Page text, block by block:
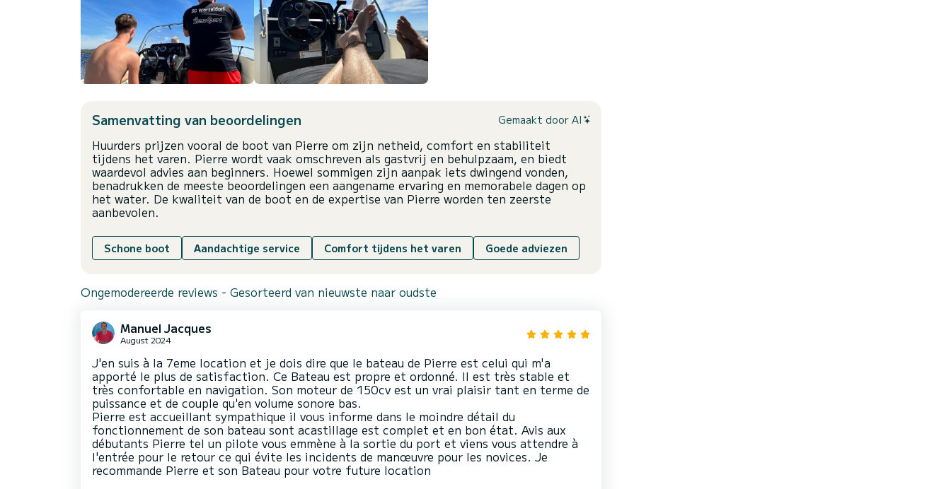
Samenvatting van beoordelingen Gemaakt door AI
Huurders prijzen vooral de boot van Pierre om zijn netheid, comfort en stabiliteit
tijdens het varen. Pierre wordt vaak omschreven als gastvrij en behulpzaam, en biedt
waardevol advies aan beginners. Hoewel sommigen zijn aanpak iets dwingend vonden,
benadrukken de meeste beoordelingen een aangename ervaring en memorabele dagen op
het water. De kwaliteit van de boot en de expertise van Pierre worden ten zeerste
aanbevolen.
Schone boot Aandachtige service Comfort tijdens het varen Goede adviezen
Ongemodereerde reviews - Gesorteerd van nieuwste naar oudste
Manuel Jacques
August 2024
J'en suis à la 7eme location et je dois dire que le bateau de Pierre est celui qui m'a
apporté le plus de satisfaction. Ce Bateau est propre et ordonné. Il est très stable et
très confortable en navigation. Son moteur de 150cv est un vrai plaisir tant en terme de
puissance et de couple qu'en volume sonore bas.
Pierre est accueillant sympathique il vous informe dans le moindre détail du
fonctionnement de son bateau sont acastillage est complet et en bon état. Avis aux
débutants Pierre tel un pilote vous emmène à la sortie du port et viens vous attendre à
l'entrée pour le retour ce qui évite les incidents de manœuvre pour les novices. Je
recommande Pierre et son Bateau pour votre future location